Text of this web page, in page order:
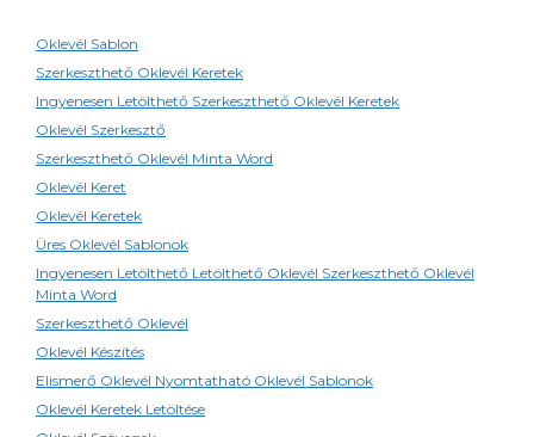
Oklevél Sablon
Szerkeszthető Oklevél Keretek
Ingyenesen Letölthető Szerkeszthető Oklevél Keretek
Oklevél Szerkesztő
Szerkeszthető Oklevél Minta Word
Oklevél Keret
Oklevél Keretek
Üres Oklevél Sablonok
Ingyenesen Letölthető Letölthető Oklevél Szerkeszthető Oklevél
Minta Word
Szerkeszthető Oklevél
Oklevél Készítés
Elismerő Oklevél Nyomtatható Oklevél Sablonok
Oklevél Keretek Letöltése